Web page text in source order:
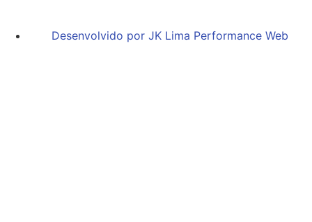
Desenvolvido por JK Lima Performance Web